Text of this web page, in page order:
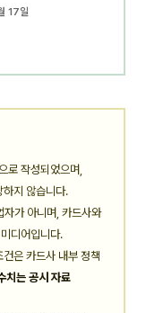
17일
로 작성되었으며,
하지 않습니다.
자가 아니며, 카드사와
디어입니다.
건은 카드사 내부 정책
치는 공시 자료